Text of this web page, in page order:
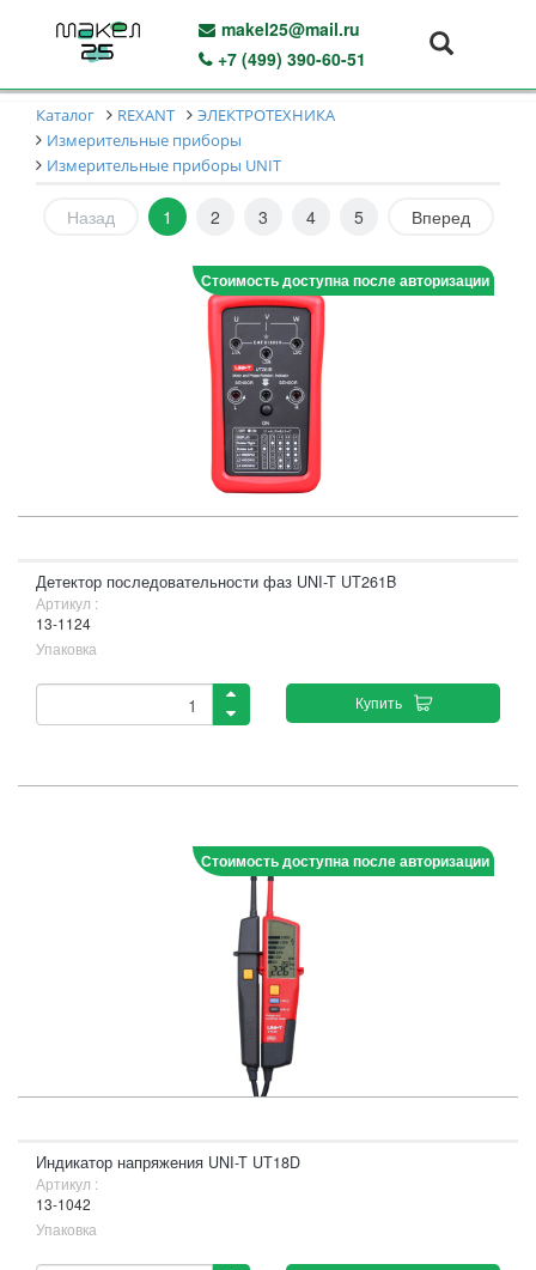
makel25@mail.ru
+7 (499) 390-60-51
Каталог REXANT
ЭЛЕКТРОТЕХНИКА
Измерительные приборы
Измерительные приборы UNIT
Назад 1 2 3 4 5 Вперед
Стоимость доступна после авторизации
Детектор последовательности фаз UNI-T UT261B
Артикул :
13-1124
Упаковка
Купить
Стоимость доступна после авторизации
Индикатор напряжения UNI-T UT18D
Артикул :
13-1042
Упаковка